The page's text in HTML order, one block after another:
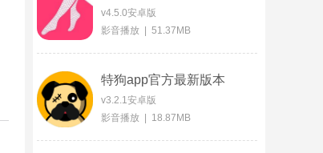
v4.5.0安卓版
影音播放 | 51.37MB
特狗app官方最新版本
v3.2.1安卓版
影音播放 | 18.87MB